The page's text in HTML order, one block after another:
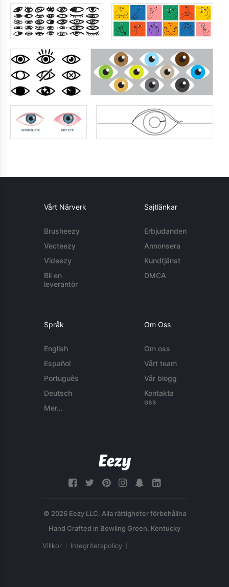
Vårt Närverk
Brusheezy
Vecteezy
Videezy
Bli en
leverantör
Sajtlänkar
Erbjudanden
Annonsera
Kundtjänst
DMCA
Språk
English
Español
Português
Deutsch
Mer...
Om Oss
Om oss
Vårt team
Vår blogg
Kontakta
oss
© 2026 Eezy LLC. Alla rättigheter förbehållna
Villkor Integritetspolicy